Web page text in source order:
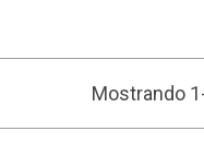
Mostrando